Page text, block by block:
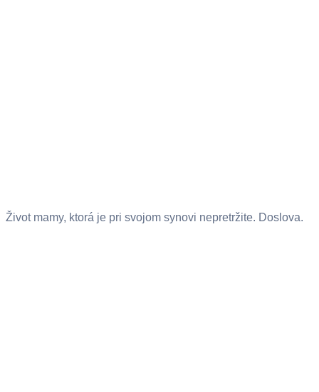
Život mamy, ktorá je pri svojom synovi nepretržite. Doslova.